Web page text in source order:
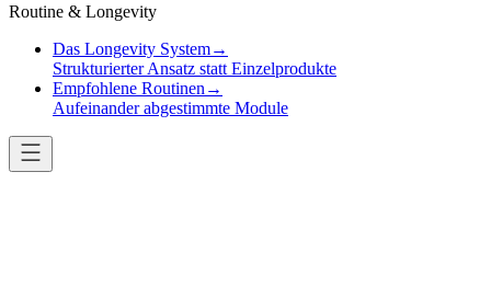
Routine & Longevity
Das Longevity System→
Strukturierter Ansatz statt Einzelprodukte
Empfohlene Routinen→
Aufeinander abgestimmte Module